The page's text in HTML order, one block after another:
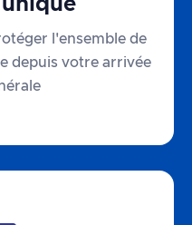
l'ensemble de
depuis votre arrivée